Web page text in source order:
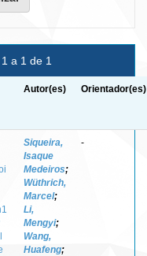
a 1 de 1
Autor(es) Orientador(es)
Siqueira,
Isaque
Medeiros;
Wüthrich,
Marcel;
Li,
Mengyi;
Wang,
Huafeng;
-